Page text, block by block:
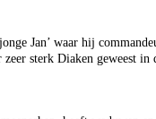
Jan’ waar hij
sterk Diaken geweest in